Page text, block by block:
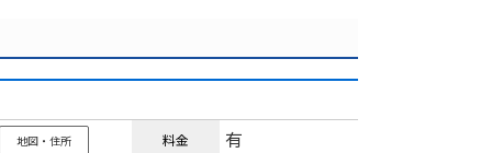
地図・住所 料金 有